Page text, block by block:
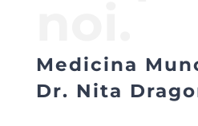
Medicina
Dr. Nita